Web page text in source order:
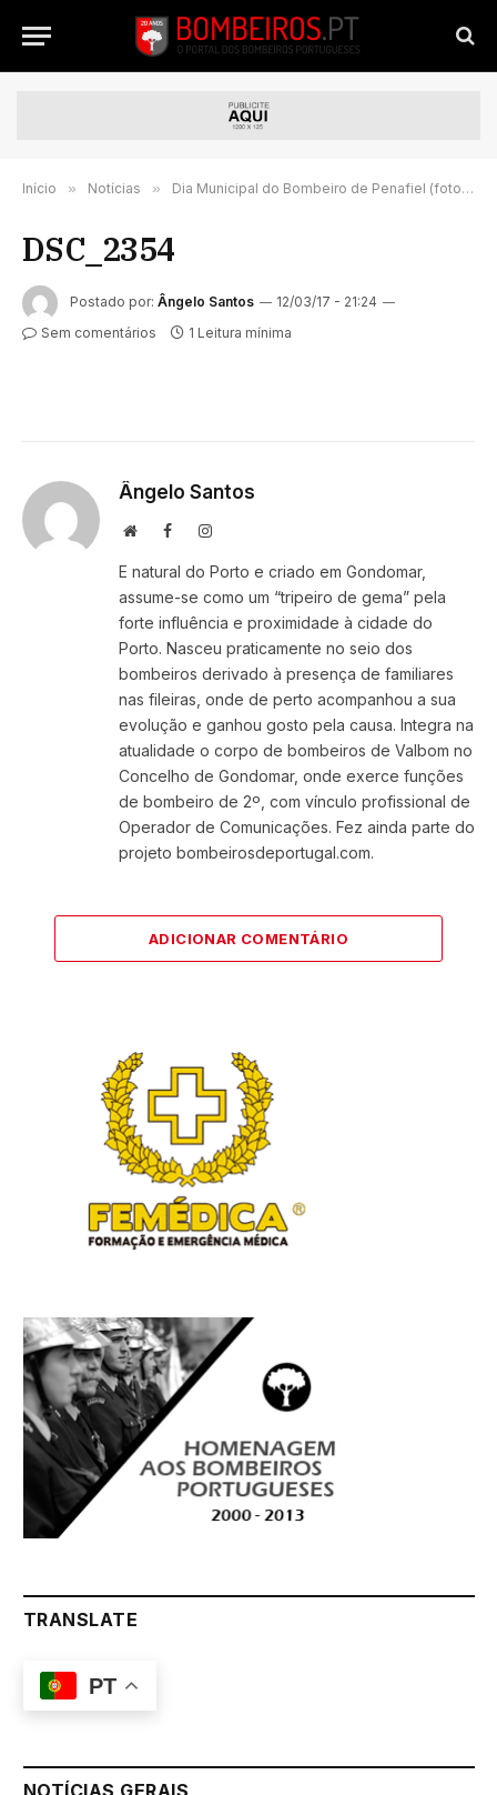
Início » Notícias » Dia Municipal do Bombeiro de Penafiel (fotorreportagem)
DSC_2354
Postado por: Ângelo Santos
12/03/17 - 21:24
Sem comentários
1 Leitura mínima
Ângelo Santos
WebsiteFacebookInstagram
E natural do Porto e criado em Gondomar,
assume-se como um “tripeiro de gema” pela
forte influência e proximidade à cidade do
Porto. Nasceu praticamente no seio dos
bombeiros derivado à presença de familiares
nas fileiras, onde de perto acompanhou a sua
evolução e ganhou gosto pela causa. Integra na
atualidade o corpo de bombeiros de Valbom no
Concelho de Gondomar, onde exerce funções
de bombeiro de 2º, com vínculo profissional de
Operador de Comunicações. Fez ainda parte do
projeto bombeirosdeportugal.com.
ADICIONAR COMENTÁRIO
TRANSLATE
PT
NOTÍCIAS GERAIS